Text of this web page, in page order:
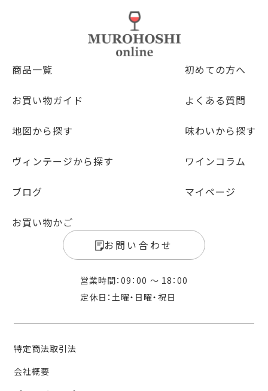
商品一覧 初めての方へ
お買い物ガイド よくある質問
味わいから探す
ヴィンテージから探す
地図から探す
ワインコラム
ブログ マイページ
お買い物かご
お問い合わせ
営業時間：09：00 〜 18：00
定休日：土曜・日曜・祝日
特定商法取引法
会社概要